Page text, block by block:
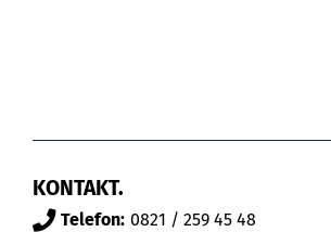
KONTAKT.
Telefon: 0821 / 259 45 48